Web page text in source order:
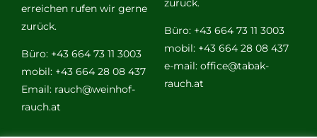
erreichen rufen wir gerne
zurück.
Büro: +43 664 73 11 3003
mobil: +43 664 28 08 437
Email: rauch@weinhof-
rauch.at
zurück.
Büro: +43 664 73 11 3003
mobil: +43 664 28 08 437
e-mail: office@tabak-
rauch.at